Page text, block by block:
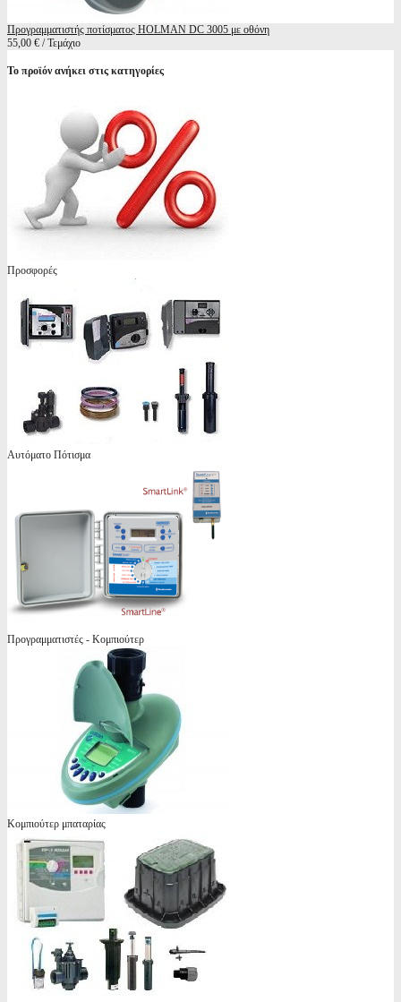
Προγραμματιστής ποτίσματος HOLMAN DC 3005 με οθόνη
55,00 € / Τεμάχιο
Το προϊόν ανήκει στις κατηγορίες
Προσφορές
Αυτόματο Πότισμα
Προγραμματιστές - Κομπιούτερ
Κομπιούτερ μπαταρίας